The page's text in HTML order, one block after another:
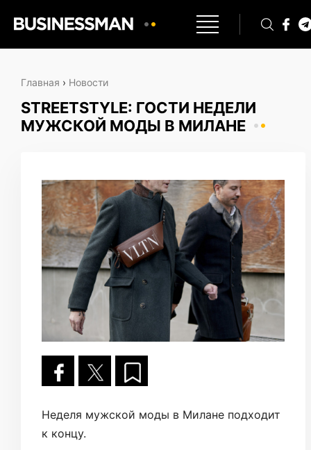
Главная › Новости
STREETSTYLE: ГОСТИ НЕДЕЛИ
МУЖСКОЙ МОДЫ В МИЛАНЕ
Неделя мужской моды в Милане подходит
к концу.